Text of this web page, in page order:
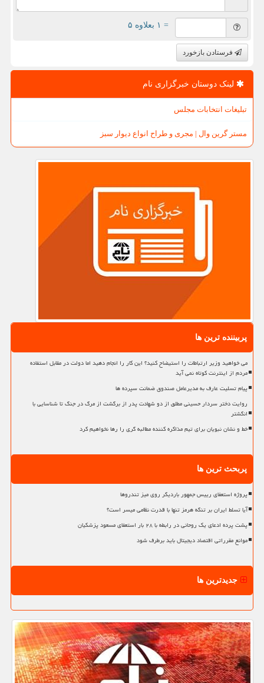
= ۱ بعلاوه ۵
فرستادن بازخورد
لینک دوستان خبرگزاری نام
تبلیغات انتخابات مجلس
مستر گرین وال | مجری و طراح انواع دیوار سبز
پربیننده ترین ها
می خواهید وزیر ارتباطات را استیضاح کنید؟ این کار را انجام دهید اما دولت در مقابل استفاده
مردم از اینترنت کوتاه نمی آید
پیام تسلیت عارف به مدیرعامل صندوق ضمانت سپرده ها
روایت دختر سردار حسینی مطلق از دو شهادت پدر از برگشت از مرگ در جنگ تا شناسایی با
انگشتر
خط و نشان نبویان برای تیم مذاکره کننده مطالبه گری را رها نخواهیم کرد
پربحث ترین ها
پروژه استعفای رییس جمهور باردیگر روی میز تندروها
آیا تسلط ایران بر تنگه هرمز تنها با قدرت نظامی میسر است؟
پشت پرده ادعای یک روحانی در رابطه با ۲۸ بار استعفای مسعود پزشکیان
موانع مقرراتی اقتصاد دیجیتال باید برطرف شود
جدیدترین ها